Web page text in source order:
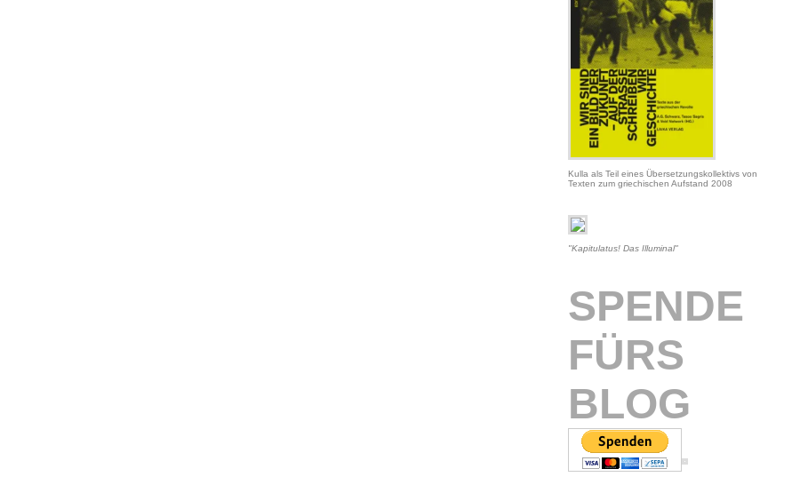
Kulla als Teil eines Übersetzungskollektivs von
Texten zum griechischen Aufstand 2008
"Kapitulatus! Das Illuminal"
SPENDE
FÜRS
BLOG